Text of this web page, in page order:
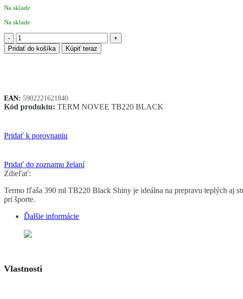
Na sklade
Na sklade
množstvo
NOVEEN
TB220
Pridať do košíka Kúpiť teraz
EAN: 5902221621840
Kód produktu: TERM NOVEE TB220 BLACK
Pridať k porovnaniu
Pridať do zoznamu želaní
Zdieľať:
Termo fľaša 390 ml TB220 Black Shiny je ideálna na prepravu teplých aj
pri športe.
Ďalšie informácie
Vlastnosti